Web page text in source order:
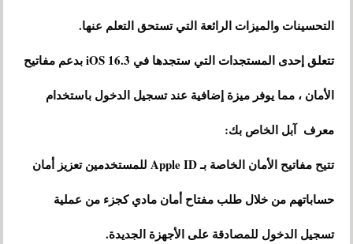
التحسينات والميزات الرائعة التي تستحق التعلم عنها.
تتعلق إحدى المستجدات التي ستجدها في iOS 16.3 بدعم مفاتيح
الأمان ، مما يوفر ميزة إضافية عند تسجيل الدخول باستخدام
معرف آبل الخاص بك:
تتيح مفاتيح الأمان الخاصة بـ Apple ID للمستخدمين تعزيز أمان
حساباتهم من خلال طلب مفتاح أمان مادي كجزء من عملية
تسجيل الدخول للمصادقة على الأجهزة الجديدة.